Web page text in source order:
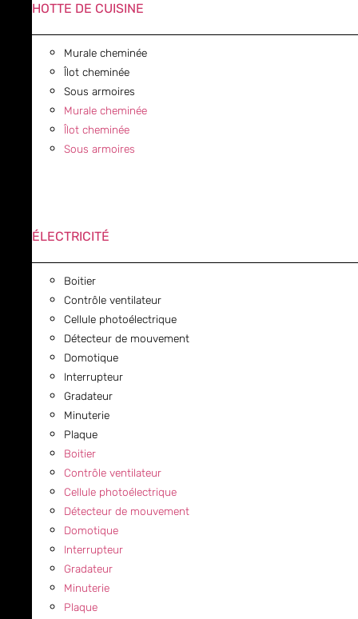
HOTTE DE CUISINE
Murale cheminée
Îlot cheminée
Sous armoires
Murale cheminée
Îlot cheminée
Sous armoires
ÉLECTRICITÉ
Boitier
Contrôle ventilateur
Cellule photoélectrique
Détecteur de mouvement
Domotique
Interrupteur
Gradateur
Minuterie
Plaque
Boitier
Contrôle ventilateur
Cellule photoélectrique
Détecteur de mouvement
Domotique
Interrupteur
Gradateur
Minuterie
Plaque